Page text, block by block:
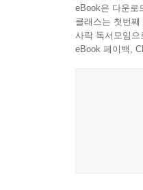
eBook은 다운로
클래스는 첫번
사락 독서모임
eBook 페이백,